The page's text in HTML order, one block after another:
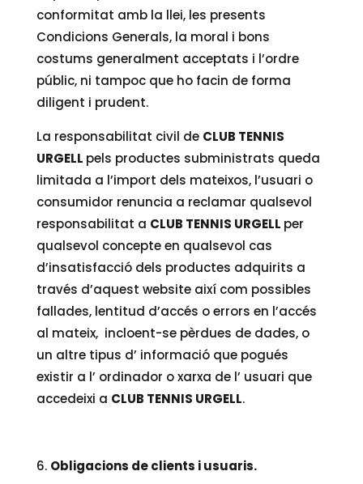
conformitat amb la llei, les presents
Condicions Generals, la moral i bons
costums generalment acceptats i l’ordre
públic, ni tampoc que ho facin de forma
diligent i prudent.
La responsabilitat civil de CLUB TENNIS
URGELL pels productes subministrats queda
limitada a l’import dels mateixos, l’usuari o
consumidor renuncia a reclamar qualsevol
responsabilitat a CLUB TENNIS URGELL per
qualsevol concepte en qualsevol cas
d’insatisfacció dels productes adquirits a
través d’aquest website així com possibles
fallades, lentitud d’accés o errors en l’accés
al mateix, incloent-se pèrdues de dades, o
un altre tipus d’ informació que pogués
existir a l’ ordinador o xarxa de l’ usuari que
accedeixi a CLUB TENNIS URGELL.
Obligacions de clients i usuaris.